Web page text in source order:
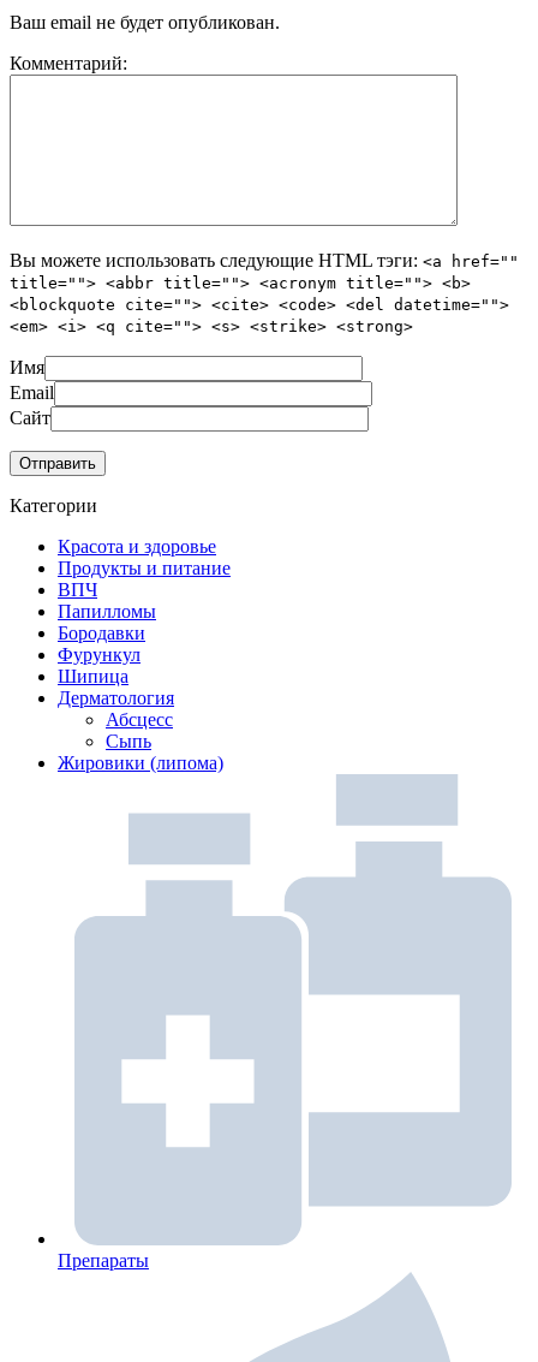
Ваш email не будет опубликован.
Комментарий:
Вы можете использовать следующие HTML тэги: <a href=""
title=""> <abbr title=""> <acronym title=""> <b>
<blockquote cite=""> <cite> <code> <del datetime="">
<em> <i> <q cite=""> <s> <strike> <strong>
Имя
Email
Сайт
Категории
Красота и здоровье
Продукты и питание
ВПЧ
Папилломы
Бородавки
Фурункул
Шипица
Дерматология
Абсцесс
Сыпь
Жировики (липома)
Препараты